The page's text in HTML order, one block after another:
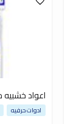
اعواد خشبيه
ادوات حرفيه